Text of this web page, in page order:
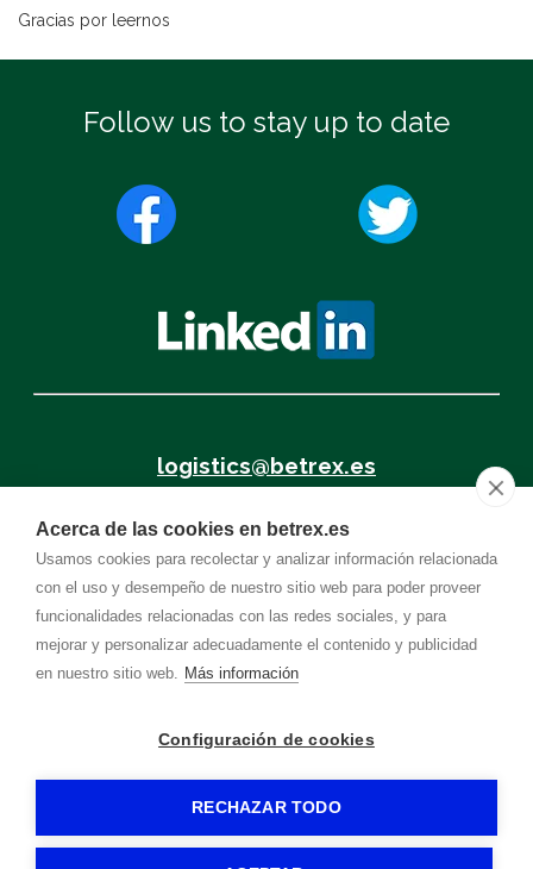
Acerca de las cookies en betrex.es
Usamos cookies para recolectar y analizar información relacionada
con el uso y desempeño de nuestro sitio web para poder proveer
funcionalidades relacionadas con las redes sociales, y para
mejorar y personalizar adecuadamente el contenido y publicidad
en nuestro sitio web. Más información
Configuración de cookies
RECHAZAR TODO
Gracias por leernos
Follow us to stay up to date
logistics@betrex.es
+34 962.878.080
General Contracting Conditions